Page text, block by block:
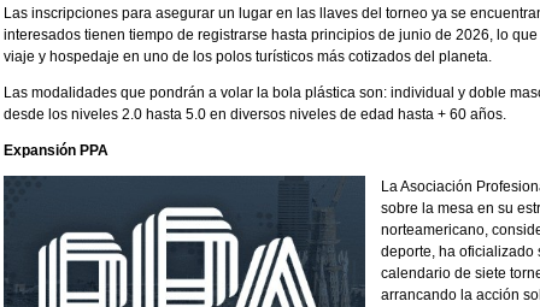
Las inscripciones para asegurar un lugar en las llaves del torneo ya se
interesados tienen tiempo de registrarse hasta principios de junio de 2026, lo
viaje y hospedaje en uno de los polos turísticos más cotizados del planeta.
Las modalidades que pondrán a volar la bola plástica son: individual y doble
desde los niveles 2.0 hasta 5.0 en diversos niveles de edad hasta + 60 años.
Expansión PPA
La Asociación
sobre la mesa en su
norteamericano,
deporte, ha oficializado
calendario de siete
arrancando la acción